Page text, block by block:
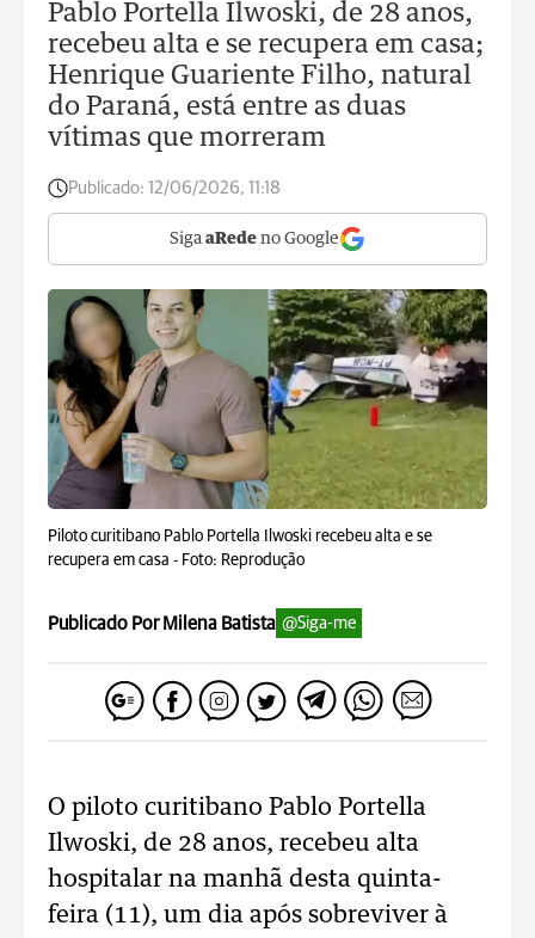
Pablo Portella Ilwoski, de 28 anos,
recebeu alta e se recupera em casa;
Henrique Guariente Filho, natural
do Paraná, está entre as duas
vítimas que morreram
Publicado: 12/06/2026, 11:18
Siga aRede no Google
Piloto curitibano Pablo Portella Ilwoski recebeu alta e se
recupera em casa - Foto: Reprodução
Publicado Por Milena Batista @Siga-me
O piloto curitibano Pablo Portella
Ilwoski, de 28 anos, recebeu alta
hospitalar na manhã desta quinta-
feira (11), um dia após sobreviver à